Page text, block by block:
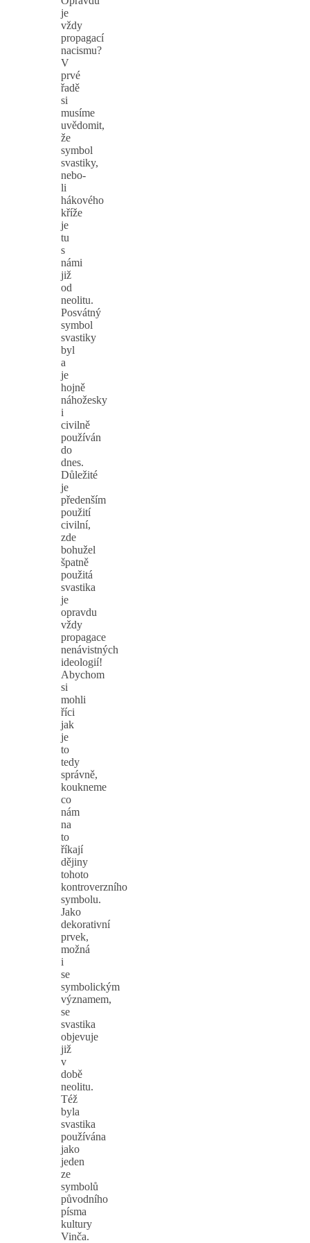
je
vždy
propagací
nacismu?
V
prvé
řadě
si
musíme
uvědomit,
že
symbol
svastiky,
nebo-
li
hákového
kříže
je
tu
s
námi
již
od
neolitu.
Posvátný
symbol
svastiky
byl
a
je
hojně
náhožesky
i
civilně
používán
do
dnes.
Důležité
je
předenším
použití
civilní,
zde
bohužel
špatně
použitá
svastika
je
opravdu
vždy
propagace
nenávistných
ideologií!
Abychom
si
mohli
říci
jak
je
to
tedy
správně,
koukneme
co
nám
na
to
říkají
dějiny
tohoto
kontroverzního
symbolu.
Jako
dekorativní
prvek,
možná
i
se
symbolickým
významem,
se
svastika
objevuje
již
v
době
neolitu.
Též
byla
svastika
používána
jako
jeden
ze
symbolů
původního
písma
kultury
Vinča.